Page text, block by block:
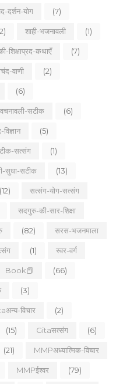
दर्शन-योग (7)
शाही-भजनावली (1)
शिक्षाप्रद-कथाएँ (7)
वाणी (2)
(6)
सटीक (6)
(5)
सत्संग (1)
सुधा-सटीक (13)
(12) सत्संग-योग-सत्संग
सदगुरु-की-सार-शिक्षा
(82) सरस-भजनमाला
(1) स्वर-वर्ग
Book📕 (66)
(3)
विचार (2)
(15) Gitaसत्संग (6)
(21) MMPअध्यात्मिक-विचार
MMPईश्वर (79)